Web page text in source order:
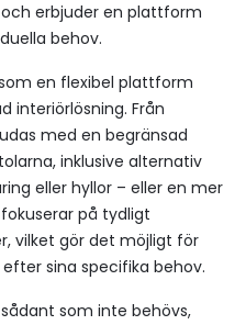
erbjuder en plattform
behov.
en flexibel plattform
interiörlösning. Från
med en begränsad
inklusive alternativ
eller hyllor – eller en mer
på tydligt
vilket gör det möjligt för
sina specifika behov.
som inte behövs,